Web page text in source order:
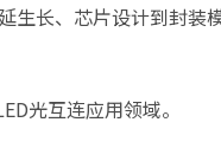
生长、芯片设计到封装
光互连应用领域。